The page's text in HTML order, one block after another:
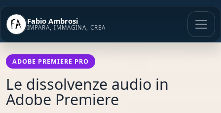
Vai
contenuto
Fabio Ambrosi
IMPARA, IMMAGINA, CREA
ADOBE PREMIERE PRO
Le dissolvenze audio in
Adobe Premiere